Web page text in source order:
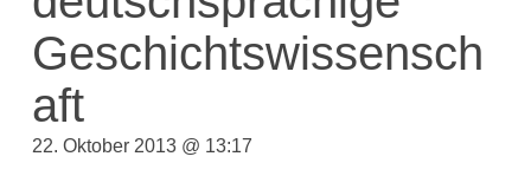
Geschichtswissensch
aft
22. Oktober 2013 @ 13:17